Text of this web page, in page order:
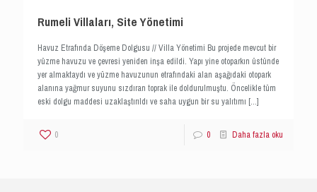
Rumeli Villaları, Site Yönetimi
Havuz Etrafında Döşeme Dolgusu // Villa Yönetimi Bu projede mevcut bir
yüzme havuzu ve çevresi yeniden inşa edildi. Yapı yine otoparkın üstünde
yer almaktaydı ve yüzme havuzunun etrafındaki alan aşağıdaki otopark
alanına yağmur suyunu sızdıran toprak ile doldurulmuştu. Öncelikle tüm
eski dolgu maddesi uzaklaştırıldı ve saha uygun bir su yalıtımı […]
0 0 Daha fazla oku